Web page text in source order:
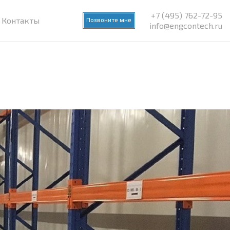
Контакты Позвоните мне
+7 (495) 762-72-95
info@engcontech.ru